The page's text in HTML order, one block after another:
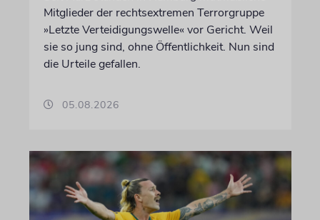
Mitglieder der rechtsextremen Terrorgruppe
»Letzte Verteidigungswelle« vor Gericht. Weil
sie so jung sind, ohne Öffentlichkeit. Nun sind
die Urteile gefallen.
05.08.2026